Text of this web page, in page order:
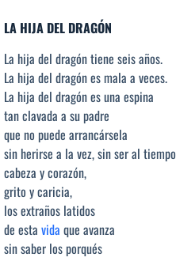
LA HIJA DEL DRAGÓN
La hija del dragón tiene seis años.
La hija del dragón es mala a veces.
La hija del dragón es una espina
tan clavada a su padre
que no puede arrancársela
sin herirse a la vez, sin ser al tiempo
cabeza y corazón,
grito y caricia,
los extraños latidos
de esta vida que avanza
sin saber los porqués